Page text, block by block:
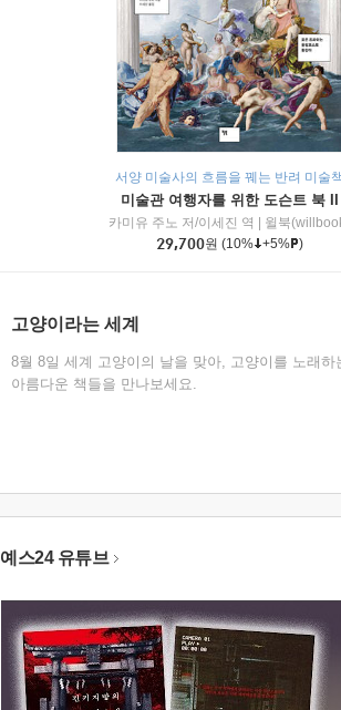
서양 미술사의 흐름을 꿰는 반려 미술
미술관 여행자를 위한 도슨트 북 II
카미유 주노 저/이세진 역
윌북
29,700원 (10% +5% )
고양이라는 세계
8월 8일 세계 고양이의 날을 맞아, 고양이를 노래하
아름다운 책들을 만나보세요.
예스24 유튜브